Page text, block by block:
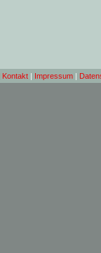
Kontakt | Impressum |